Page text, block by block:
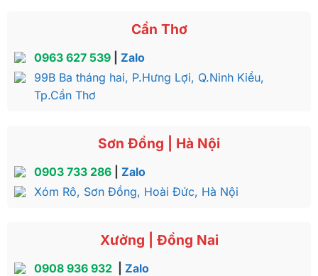
Cần Thơ
0963 627 539| Zalo
99B Ba tháng hai, P.Hưng Lợi, Q.Ninh Kiều,
Tp.Cần Thơ
Sơn Đồng | Hà Nội
0903 733 286| Zalo
Xóm Rô, Sơn Đồng, Hoài Đức, Hà Nội
Xưởng | Đồng Nai
0908 936 932
Zalo